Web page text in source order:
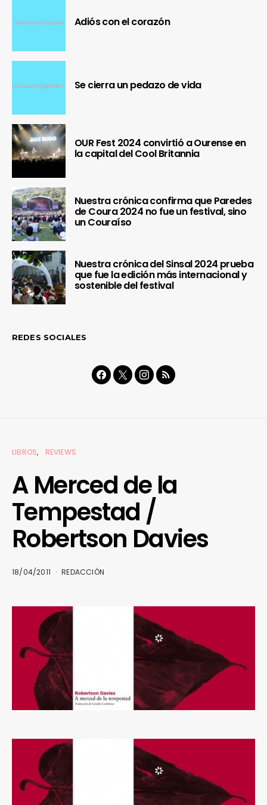
Adiós con el corazón
Se cierra un pedazo de vida
OUR Fest 2024 convirtió a Ourense en
la capital del Cool Britannia
Nuestra crónica confirma que Paredes
de Coura 2024 no fue un festival, sino
un Couraíso
Nuestra crónica del Sinsal 2024 prueba
que fue la edición más internacional y
sostenible del festival
REDES SOCIALES
LIBROS REVIEWS
A Merced de la
Tempestad /
Robertson Davies
18/04/2011 REDACCIÓN